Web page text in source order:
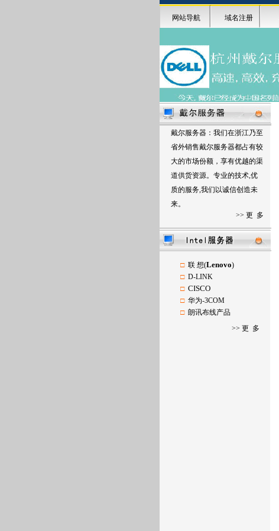
网站导航 域名注册
戴尔服务器： 我们在浙江乃至
省外销售戴尔服务器都占有较
大的市场份额，享有优越的渠
道供货资源。专业的技术,优
质的服务,我们以诚信创造未
来。
>> 更 多
□联 想(Lenovo)
□D-LINK
□ CISCO
□ 华为-3COM
□朗讯布线产品
>> 更 多